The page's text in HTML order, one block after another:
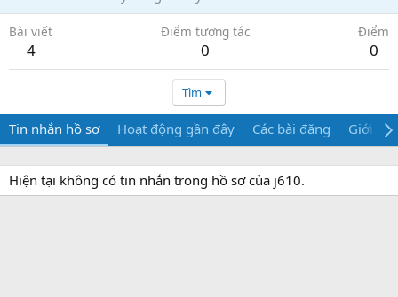
Bài viết
4
Điểm tương tác
0
Điểm
0
Tìm
Tin nhắn hồ sơ Hoạt động gần đây Các bài đăng Giới
Hiện tại không có tin nhắn trong hồ sơ của j610.